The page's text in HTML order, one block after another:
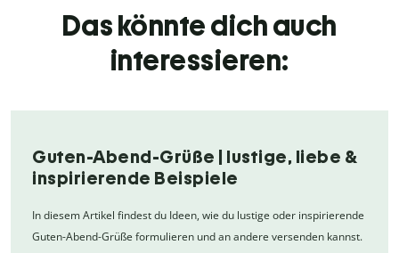
Das könnte dich auch
interessieren:
Guten-Abend-Grüße | lustige, liebe &
inspirierende Beispiele
In diesem Artikel findest du Ideen, wie du lustige oder inspirierende
Guten-Abend-Grüße formulieren und an andere versenden kannst.